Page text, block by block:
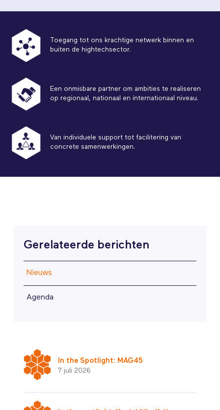
Toegang tot ons krachtige netwerk binnen en
buiten de hightechsector.
Een onmisbare partner om ambities te realiseren
op regionaal, nationaal en internationaal niveau.
Van individuele support tot facilitering van
concrete samenwerkingen.
Gerelateerde berichten
Nieuws
Agenda
In the Spotlight: MAG45
7 juli 2026